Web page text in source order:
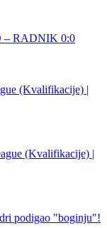
– RADNIK 0:0
(Kvalifikacije) |
(Kvalifikacije) |
podigao "boginju"!